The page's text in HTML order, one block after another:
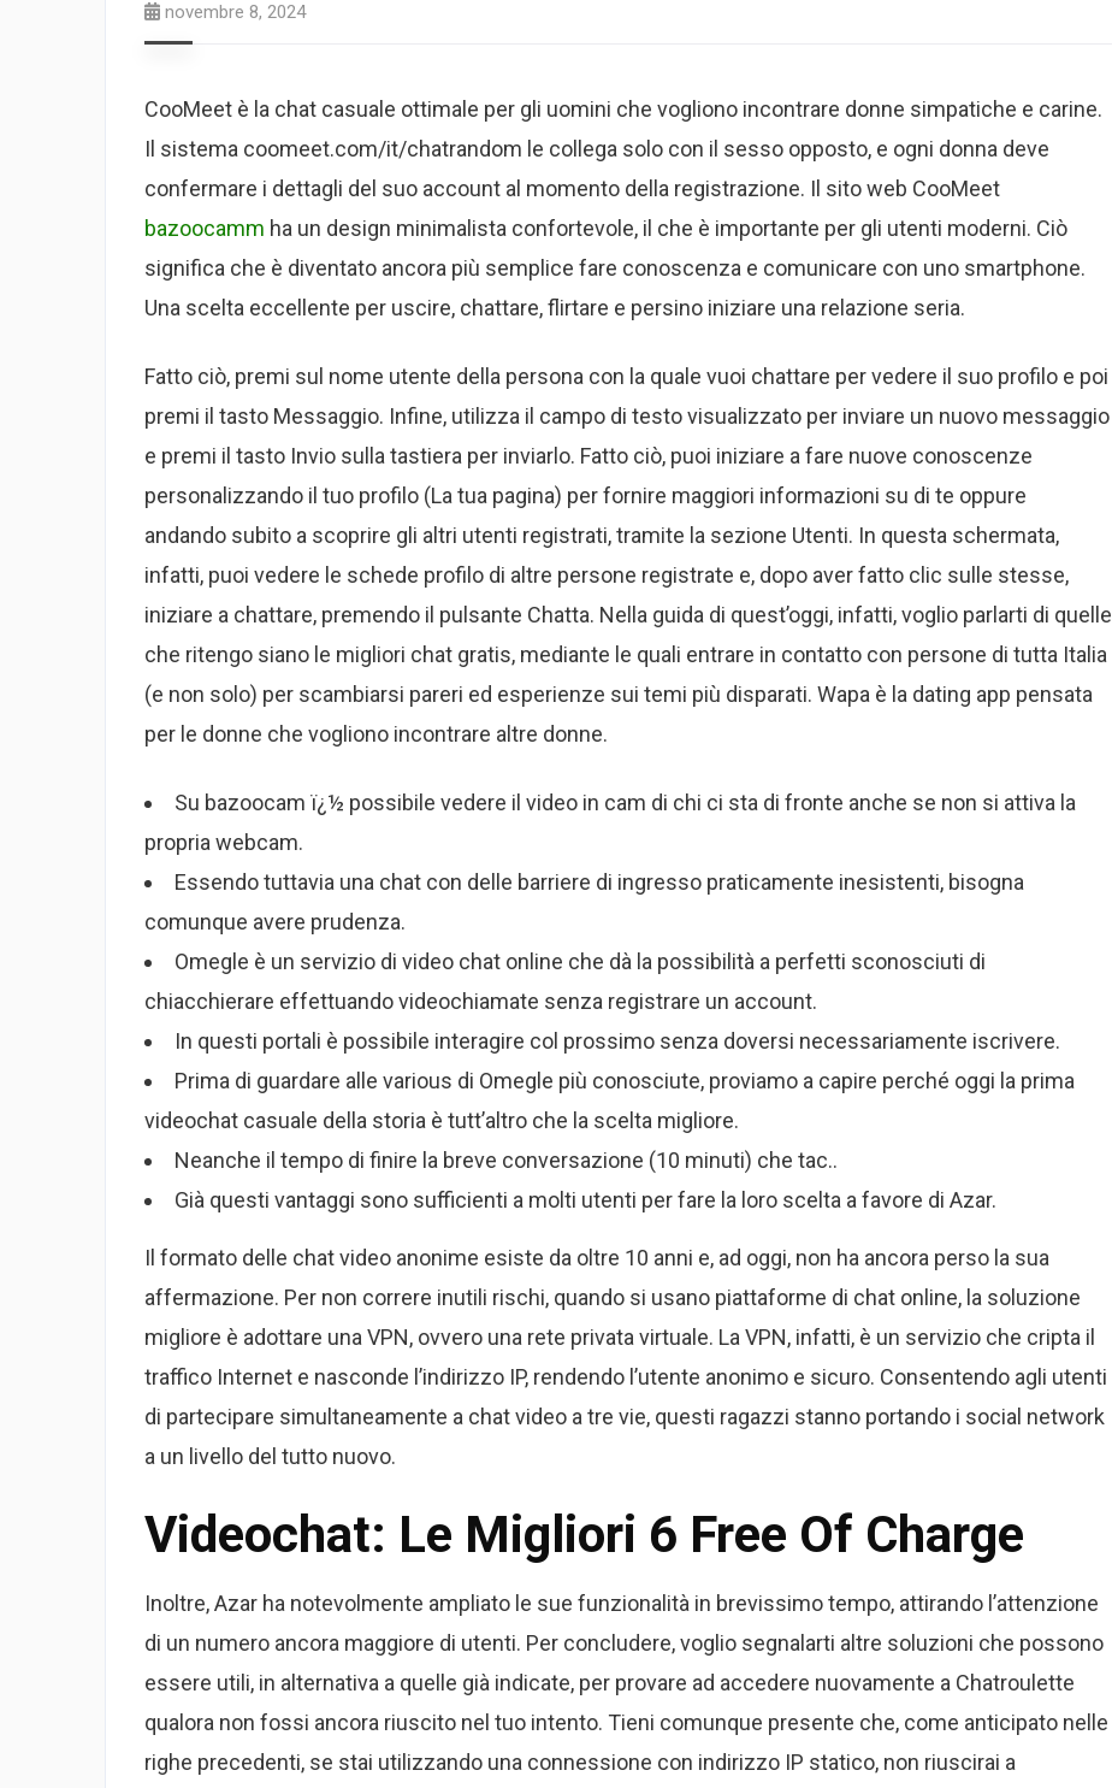
novembre 8, 2024
CooMeet è la chat casuale ottimale per gli uomini che vogliono incontrare donne simpatiche e carine.
Il sistema coomeet.com/it/chatrandom le collega solo con il sesso opposto, e ogni donna deve
confermare i dettagli del suo account al momento della registrazione. Il sito web CooMeet
bazoocamm ha un design minimalista confortevole, il che è importante per gli utenti moderni. Ciò
significa che è diventato ancora più semplice fare conoscenza e comunicare con uno smartphone.
Una scelta eccellente per uscire, chattare, flirtare e persino iniziare una relazione seria.
Fatto ciò, premi sul nome utente della persona con la quale vuoi chattare per vedere il suo profilo e poi
premi il tasto Messaggio. Infine, utilizza il campo di testo visualizzato per inviare un nuovo messaggio
e premi il tasto Invio sulla tastiera per inviarlo. Fatto ciò, puoi iniziare a fare nuove conoscenze
personalizzando il tuo profilo (La tua pagina) per fornire maggiori informazioni su di te oppure
andando subito a scoprire gli altri utenti registrati, tramite la sezione Utenti. In questa schermata,
infatti, puoi vedere le schede profilo di altre persone registrate e, dopo aver fatto clic sulle stesse,
iniziare a chattare, premendo il pulsante Chatta. Nella guida di quest’oggi, infatti, voglio parlarti di quelle
che ritengo siano le migliori chat gratis, mediante le quali entrare in contatto con persone di tutta Italia
(e non solo) per scambiarsi pareri ed esperienze sui temi più disparati. Wapa è la dating app pensata
per le donne che vogliono incontrare altre donne.
Su bazoocam ï¿½ possibile vedere il video in cam di chi ci sta di fronte anche se non si attiva la
propria webcam.
Essendo tuttavia una chat con delle barriere di ingresso praticamente inesistenti, bisogna
comunque avere prudenza.
Omegle è un servizio di video chat online che dà la possibilità a perfetti sconosciuti di
chiacchierare effettuando videochiamate senza registrare un account.
In questi portali è possibile interagire col prossimo senza doversi necessariamente iscrivere.
Prima di guardare alle various di Omegle più conosciute, proviamo a capire perché oggi la prima
videochat casuale della storia è tutt’altro che la scelta migliore.
Neanche il tempo di finire la breve conversazione (10 minuti) che tac..
Già questi vantaggi sono sufficienti a molti utenti per fare la loro scelta a favore di Azar.
Il formato delle chat video anonime esiste da oltre 10 anni e, ad oggi, non ha ancora perso la sua
affermazione. Per non correre inutili rischi, quando si usano piattaforme di chat online, la soluzione
migliore è adottare una VPN, ovvero una rete privata virtuale. La VPN, infatti, è un servizio che cripta il
traffico Internet e nasconde l’indirizzo IP, rendendo l’utente anonimo e sicuro. Consentendo agli utenti
di partecipare simultaneamente a chat video a tre vie, questi ragazzi stanno portando i social network
a un livello del tutto nuovo.
Videochat: Le Migliori 6 Free Of Charge
Inoltre, Azar ha notevolmente ampliato le sue funzionalità in brevissimo tempo, attirando l’attenzione
di un numero ancora maggiore di utenti. Per concludere, voglio segnalarti altre soluzioni che possono
essere utili, in alternativa a quelle già indicate, per provare ad accedere nuovamente a Chatroulette
qualora non fossi ancora riuscito nel tuo intento. Tieni comunque presente che, come anticipato nelle
righe precedenti, se stai utilizzando una connessione con indirizzo IP statico, non riuscirai a